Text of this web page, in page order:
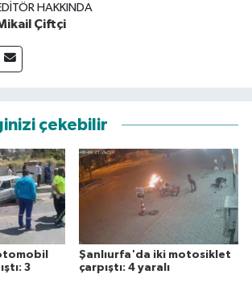
HAKKINDA
Çiftçi
çekebilir
3
Şanlıurfa'da iki motosiklet
çarpıştı: 4 yaralı